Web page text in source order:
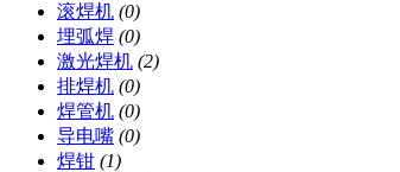
滚焊机 (0)
埋弧焊 (0)
激光焊机 (2)
排焊机 (0)
焊管机 (0)
导电嘴 (0)
焊钳 (1)